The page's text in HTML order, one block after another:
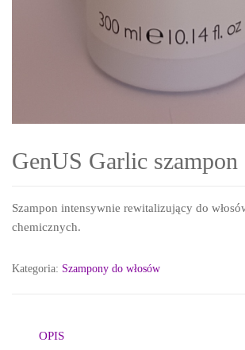
GenUS Garlic szampon
Szampon intensywnie rewitalizujący do
chemicznych.
Kategoria: Szampony do włosów
OPIS